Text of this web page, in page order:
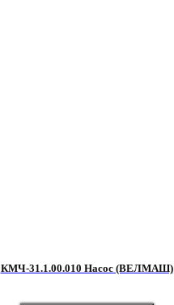
КМЧ-31.1.00.010 Насос (ВЕЛМАШ)